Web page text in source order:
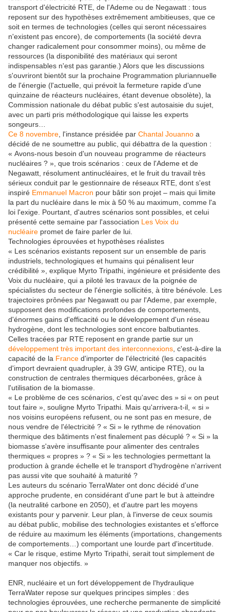
transport d'électricité RTE, de l'Ademe ou de Negawatt : tous
reposent sur des hypothèses extrêmement ambitieuses, que ce
soit en termes de technologies (celles qui seront nécessaires
n'existent pas encore), de comportements (la société devra
changer radicalement pour consommer moins), ou même de
ressources (la disponibilité des matériaux qui seront
indispensables n'est pas garantie.) Alors que les discussions
s'ouvriront bientôt sur la prochaine Programmation pluriannuelle
de l'énergie (l'actuelle, qui prévoit la fermeture rapide d'une
quinzaine de réacteurs nucléaires, étant devenue obsolète), la
Commission nationale du débat public s'est autosaisie du sujet,
avec un parti pris méthodologique qui laisse les experts
songeurs…
Ce 8 novembre , l'instance présidée par Chantal Jouanno a
décidé de ne soumettre au public, qui débattra de la question :
« Avons-nous besoin d'un nouveau programme de réacteurs
nucléaires ? », que trois scénarios : ceux de l'Ademe et de
Negawatt, résolument antinucléaires, et le fruit du travail très
sérieux conduit par le gestionnaire de réseaux RTE, dont s'est
inspiré Emmanuel Macron pour bâtir son projet – mais qui limite
la part du nucléaire dans le mix à 50 % au maximum, comme l'a
loi l'exige. Pourtant, d'autres scénarios sont possibles, et celui
présenté cette semaine par l'association Les Voix du
nucléaire promet de faire parler de lui.
Technologies éprouvées et hypothèses réalistes
« Les scénarios existants reposent sur un ensemble de paris
industriels, technologiques et humains qui pénalisent leur
crédibilité », explique Myrto Tripathi, ingénieure et présidente des
Voix du nucléaire, qui a piloté les travaux de la poignée de
spécialistes du secteur de l'énergie sollicités, à titre bénévole. Les
trajectoires prônées par Negawatt ou par l'Ademe, par exemple,
supposent des modifications profondes de comportements,
d'énormes gains d'efficacité ou le développement d'un réseau
hydrogène, dont les technologies sont encore balbutiantes.
Celles tracées par RTE reposent en grande partie sur un
développement très important des interconnexions , c'est-à-dire la
capacité de la France d'importer de l'électricité (les capacités
d'import devraient quadrupler, à 39 GW, anticipe RTE), ou la
construction de centrales thermiques décarbonées, grâce à
l'utilisation de la biomasse.
« Le problème de ces scénarios, c'est qu'avec des » si « on peut
tout faire », souligne Myrto Tripathi. Mais qu'arrivera-t-il, « si »
nos voisins européens refusent, ou ne sont pas en mesure, de
nous vendre de l'électricité ? « Si » le rythme de rénovation
thermique des bâtiments n'est finalement pas décuplé ? « Si » la
biomasse s'avère insuffisante pour alimenter des centrales
thermiques « propres » ? « Si » les technologies permettant la
production à grande échelle et le transport d'hydrogène n'arrivent
pas aussi vite que souhaité à maturité ?
Les auteurs du scénario TerraWater ont donc décidé d'une
approche prudente, en considérant d'une part le but à atteindre
(la neutralité carbone en 2050), et d'autre part les moyens
existants pour y parvenir. Leur plan, à l'inverse de ceux soumis
au débat public, mobilise des technologies existantes et s'efforce
de réduire au maximum les éléments (importations, changements
de comportements…) comportant une lourde part d'incertitude.
« Car le risque, estime Myrto Tripathi, serait tout simplement de
manquer nos objectifs. »
ENR, nucléaire et un fort développement de l'hydraulique
TerraWater repose sur quelques principes simples : des
technologies éprouvées, une recherche permanente de simplicité